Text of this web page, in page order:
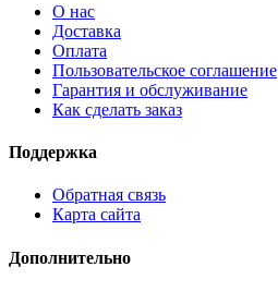
О нас
Доставка
Оплата
Пользовательское соглашение
Гарантия и обслуживание
Как сделать заказ
Поддержка
Обратная связь
Карта сайта
Дополнительно